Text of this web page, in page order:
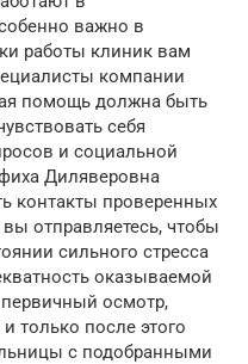
важно в
работы клиник вам
компании
помощь должна быть
себя
и социальной
Диляверовна
контакты проверенных
отправляетесь, чтобы
сильного стресса
оказываемой
осмотр,
только после этого
с подобранными